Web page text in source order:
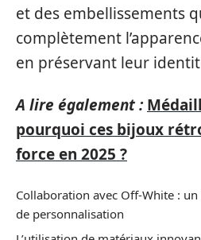
et des embellissements
complètement
en préservant leur
A lire également :
pourquoi ces bijoux
force en 2025 ?
Collaboration avec Off-White :
de personnalisation